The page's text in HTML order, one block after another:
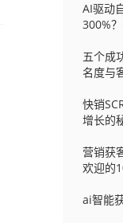
AI驱动
300%
五个成
名度与
快销
增长的
营销获
欢迎的
ai智能